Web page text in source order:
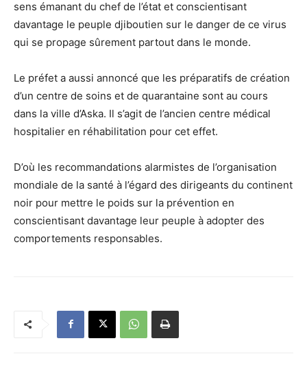
sens émanant du chef de l’état et conscientisant
davantage le peuple djiboutien sur le danger de ce virus
qui se propage sûrement partout dans le monde.
Le préfet a aussi annoncé que les préparatifs de création
d’un centre de soins et de quarantaine sont au cours
dans la ville d’Aska. Il s’agit de l’ancien centre médical
hospitalier en réhabilitation pour cet effet.
D’où les recommandations alarmistes de l’organisation
mondiale de la santé à l’égard des dirigeants du continent
noir pour mettre le poids sur la prévention en
conscientisant davantage leur peuple à adopter des
comportements responsables.